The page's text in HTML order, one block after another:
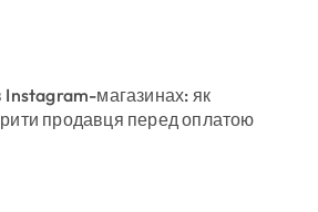
магазинах: як
продавця перед оплатою